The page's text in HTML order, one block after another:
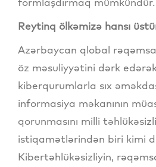
Reytinq ölkəmizə hansı
Azərbaycan qlobal
öz məsuliyyətini dərk
kiberqurumlarla sıx
informasiya məkanının
qorunmasını milli
istiqamətlərindən biri kimi
Kibertəhlükəsizliyin,